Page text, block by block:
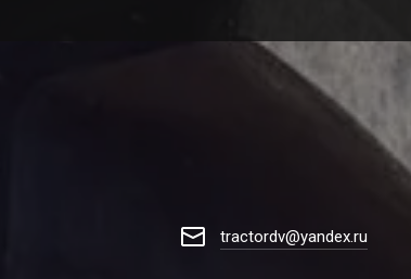
tractordv@yandex.ru